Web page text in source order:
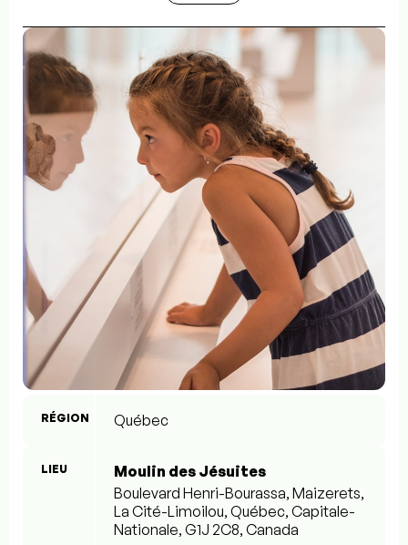
RÉGION Québec
LIEU
Moulin des Jésuites
Boulevard Henri-Bourassa, Maizerets,
La Cité-Limoilou, Québec, Capitale-
Nationale, G1J 2C8, Canada